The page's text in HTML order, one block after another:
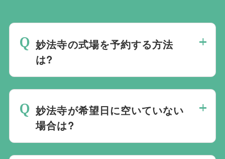
妙法寺の式場を予約する方法
は?
ご予約は葬儀社を通じたお手続きが必要で
す。万が一の際は、当社むすびすにご連絡
ください。式場のご予約はもちろん、ご搬
妙法寺が希望日に空いていない
場合は?